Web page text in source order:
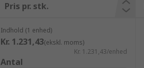
Pris pr. stk.
Indhold (1 enhed)
Kr. 1.231,43(ekskl. moms)
Kr. 1.231,43/enhed
Antal